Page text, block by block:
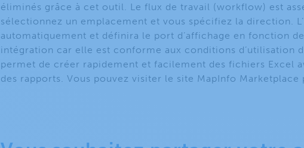
éliminés grâce à cet outil. Le flux de travail (workflow) est
sélectionnez un emplacement et vous spécifiez la direction.
automatiquement et définira le port d’affichage en fonction
intégration car elle est conforme aux conditions d’utilisation
permet de créer rapidement et facilement des fichiers Excel
des rapports. Vous pouvez visiter le site MapInfo